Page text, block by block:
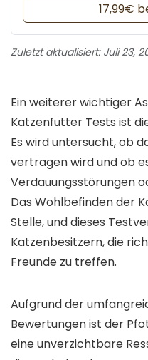
17,99€
Zuletzt aktualisiert: Juli 23,
Ein weiterer wichtiger
Katzenfutter Tests ist
Es wird untersucht, ob
vertragen wird und ob
Verdauungsstörungen
Das Wohlbefinden der
Stelle, und dieses
Katzenbesitzern, die
Freunde zu treffen.
Aufgrund der
Bewertungen ist der
eine unverzichtbare